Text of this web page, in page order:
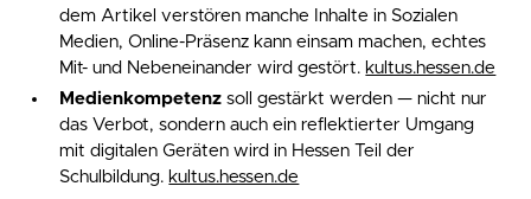
dem Artikel verstören manche Inhalte in Sozialen
Medien, Online-Präsenz kann einsam machen, echtes
Mit- und Nebeneinander wird gestört. kultus.hessen.de
Medienkompetenz soll gestärkt werden — nicht nur
das Verbot, sondern auch ein reflektierter Umgang
mit digitalen Geräten wird in Hessen Teil der
Schulbildung. kultus.hessen.de